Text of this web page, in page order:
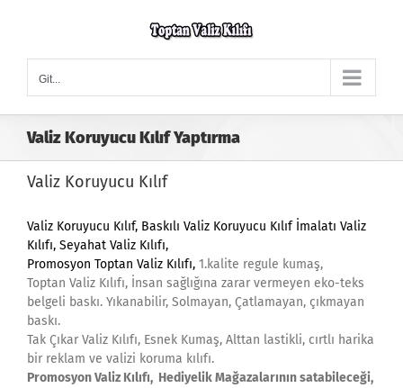
Git...
Valiz Koruyucu Kılıf Yaptırma
Valiz Koruyucu Kılıf
Valiz Koruyucu Kılıf, Baskılı Valiz Koruyucu Kılıf İmalatı Valiz
Kılıfı, Seyahat Valiz Kılıfı,
Promosyon Toptan Valiz Kılıfı, 1.kalite regule kumaş,
Toptan Valiz Kılıfı, İnsan sağlığına zarar vermeyen eko-teks
belgeli baskı. Yıkanabilir, Solmayan, Çatlamayan, çıkmayan
baskı.
Tak Çıkar Valiz Kılıfı, Esnek Kumaş, Alttan lastikli, cırtlı harika
bir reklam ve valizi koruma kılıfı.
Promosyon Valiz Kılıfı, Hediyelik Mağazalarının satabileceği,